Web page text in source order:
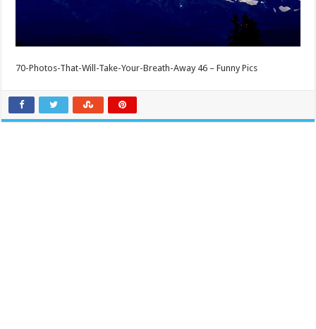
70-Photos-That-Will-Take-Your-Breath-Away 46 – Funny Pics